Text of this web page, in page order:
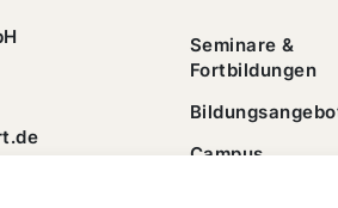
Seminare &
Fortbildungen
Campus